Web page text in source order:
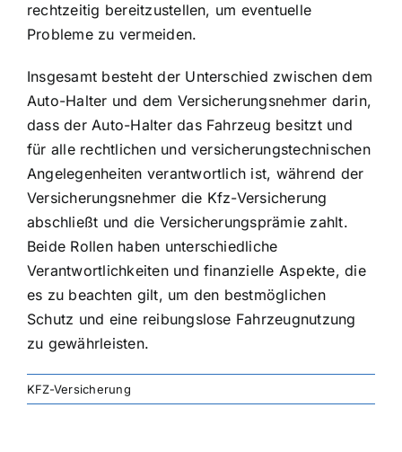
rechtzeitig bereitzustellen, um eventuelle
Probleme zu vermeiden.
Insgesamt besteht der Unterschied zwischen dem
Auto-Halter und dem Versicherungsnehmer darin,
dass der Auto-Halter das Fahrzeug besitzt und
für alle rechtlichen und versicherungstechnischen
Angelegenheiten verantwortlich ist, während der
Versicherungsnehmer die Kfz-Versicherung
abschließt und die Versicherungsprämie zahlt.
Beide Rollen haben unterschiedliche
Verantwortlichkeiten und finanzielle Aspekte, die
es zu beachten gilt, um den bestmöglichen
Schutz und eine reibungslose Fahrzeugnutzung
zu gewährleisten.
KFZ-Versicherung